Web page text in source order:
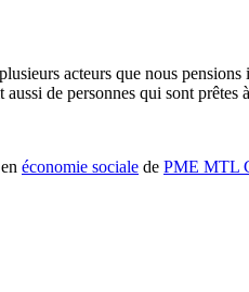
acteurs que nous
de personnes qui sont prêtes
économie sociale de PME MTL